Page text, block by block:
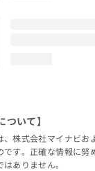
ついて】
、株式会社マイナビお
です。正確な情報に努
ありません。